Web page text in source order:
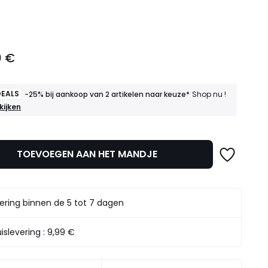
€
-25% bij aankoop van 2 artikelen naar keuze* Shop nu !
TOEVOEGEN AAN HET MANDJE
binnen de 5 tot 7 dagen
:9,99 €